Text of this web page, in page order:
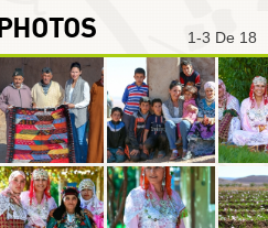
1-3 De 18
PHOTOS